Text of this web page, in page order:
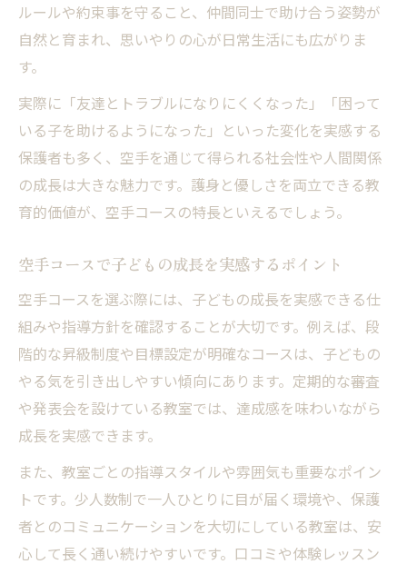
ルールや約束事を守ること、仲間同士で助け合う姿勢が
自然と育まれ、思いやりの心が日常生活にも広がりま
す。
実際に「友達とトラブルになりにくくなった」「困って
いる子を助けるようになった」といった変化を実感する
保護者も多く、空手を通じて得られる社会性や人間関係
の成長は大きな魅力です。護身と優しさを両立できる教
育的価値が、空手コースの特長といえるでしょう。
空手コースで子どもの成長を実感するポイント
空手コースを選ぶ際には、子どもの成長を実感できる仕
組みや指導方針を確認することが大切です。例えば、段
階的な昇級制度や目標設定が明確なコースは、子どもの
やる気を引き出しやすい傾向にあります。定期的な審査
や発表会を設けている教室では、達成感を味わいながら
成長を実感できます。
また、教室ごとの指導スタイルや雰囲気も重要なポイン
トです。少人数制で一人ひとりに目が届く環境や、保護
者とのコミュニケーションを大切にしている教室は、安
心して長く通い続けやすいです。口コミや体験レッスン